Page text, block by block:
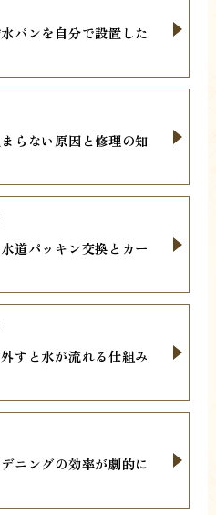
パンを自分で設置した
らない原因と修理の知
道パッキン交換とカー
すと水が流れる仕組み
ニングの効率が劇的に